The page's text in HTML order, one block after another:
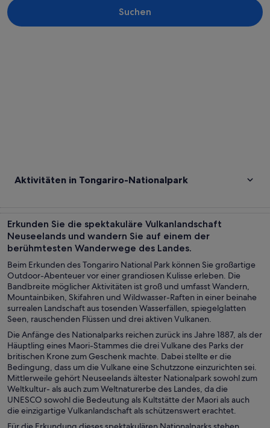
Suchen
Aktivitäten in Tongariro-Nationalpark
Erkunden Sie die spektakuläre Vulkanlandschaft
Neuseelands und wandern Sie auf einem der
berühmtesten Wanderwege des Landes.
Beim Erkunden des Tongariro National Park können Sie großartige
Outdoor-Abenteuer vor einer grandiosen Kulisse erleben. Die
Bandbreite möglicher Aktivitäten ist groß und umfasst Wandern,
Mountainbiken, Skifahren und Wildwasser-Raften in einer beinahe
surrealen Landschaft aus tosenden Wasserfällen, spiegelglatten
Seen, rauschenden Flüssen und drei aktiven Vulkanen.
Die Anfänge des Nationalparks reichen zurück ins Jahre 1887, als der
Häuptling eines Maori-Stammes die drei Vulkane des Parks der
britischen Krone zum Geschenk machte. Dabei stellte er die
Bedingung, dass um die Vulkane eine Schutzzone einzurichten sei.
Mittlerweile gehört Neuseelands ältester Nationalpark sowohl zum
Weltkultur- als auch zum Weltnaturerbe des Landes, da die
UNESCO sowohl die Bedeutung als Kultstätte der Maori als auch
die einzigartige Vulkanlandschaft als schützenswert erachtet.